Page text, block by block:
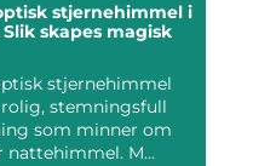
stjernehimmel i
skapes magisk
stjernehimmel
stemningsfull
som minner om
nattehimmel. M...